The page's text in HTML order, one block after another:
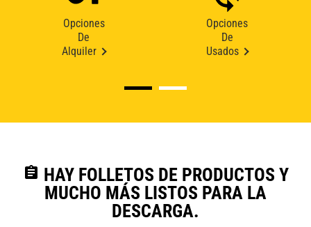
Opciones
De
Alquiler
Opciones
De
Usados
assignment HAY FOLLETOS DE PRODUCTOS Y
MUCHO MÁS LISTOS PARA LA
DESCARGA.